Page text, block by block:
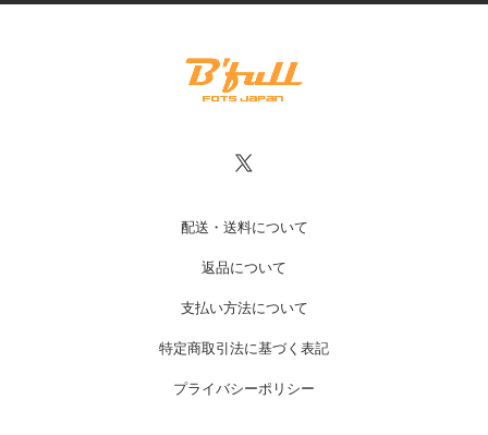
配送・送料について
返品について
支払い方法について
特定商取引法に基づく表記
プライバシーポリシー